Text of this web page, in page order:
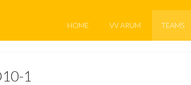
HOME VV ARUM TEAMS
1